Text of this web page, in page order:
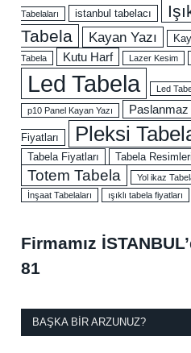
Tabelaları istanbul tabelacı
Tabela
Kayan Yazı
Tabela
Kutu Harf Lazer Kesim
Led Tabela Led
p10 Panel Kayan Yazı
Fiyatları Pleksi
Tabela Fiyatları Tabela Resimleri
Totem Tabela Yol ikaz
İnşaat Tabelaları ışıklı tabela fiyatları
Firmamız
81
BAŞKA BIR ARZUNUZ?